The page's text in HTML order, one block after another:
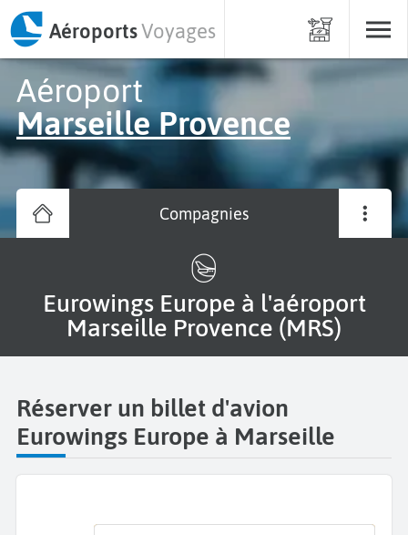
AéroportsVoyages
Aéroport
Marseille Provence
Compagnies
Eurowings Europe à l'aéroport
Marseille Provence (MRS)
Réserver un billet d'avion
Eurowings Europe à Marseille